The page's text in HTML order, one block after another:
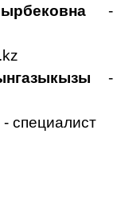
-
-
- специалист